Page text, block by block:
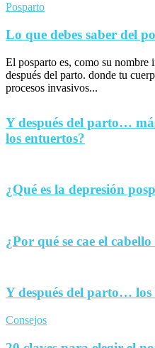
Posparto
Lo que debes saber del
El posparto es, como su nombre
después del parto. donde tu
procesos invasivos...
Y después del parto…
los entuertos?
¿Qué es la depresión
¿Por qué se cae el
Y después del parto… los
Consejos